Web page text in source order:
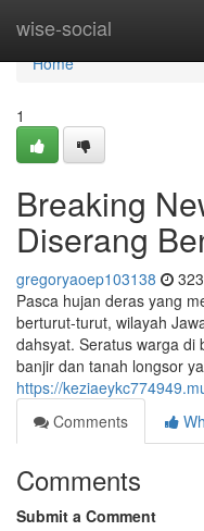
wise-social
Home
Home
1
Breaking
Diserang
gregoryaoep103138
Pasca hujan deras yang
berturut-turut, wilayah
dahsyat. Seratus warga di
banjir dan tanah longsor
https://
Comments
Comments
Submit a Comment